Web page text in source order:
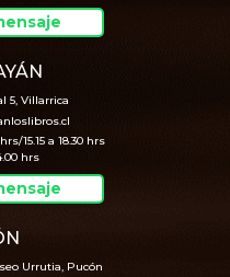
5, Villarrica
15.15 a 18.30 hrs
hrs
Urrutia, Pucón